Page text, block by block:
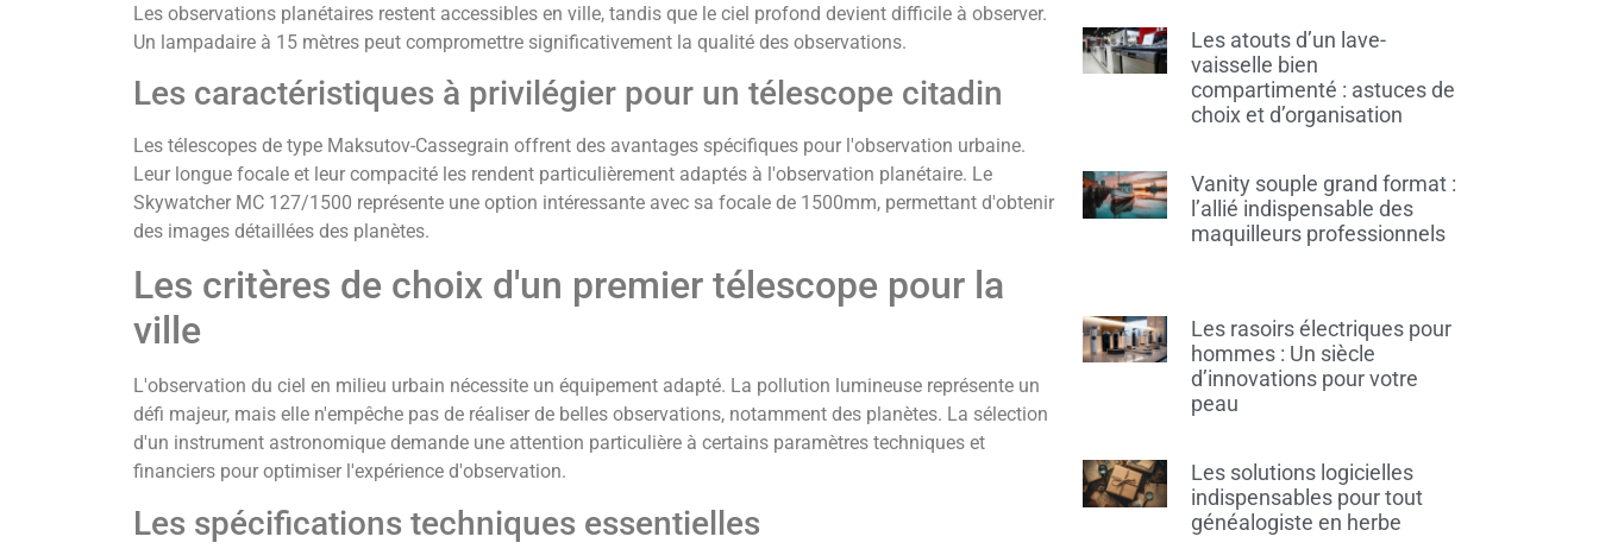
Les observations planétaires restent accessibles en ville, tandis que le ciel profond devient difficile à observer.
Un lampadaire à 15 mètres peut compromettre significativement la qualité des observations.
Les caractéristiques à privilégier pour un télescope citadin
Les télescopes de type Maksutov-Cassegrain offrent des avantages spécifiques pour l'observation urbaine.
Leur longue focale et leur compacité les rendent particulièrement adaptés à l'observation planétaire. Le
Skywatcher MC 127/1500 représente une option intéressante avec sa focale de 1500mm, permettant d'obtenir
des images détaillées des planètes.
Les critères de choix d'un premier télescope pour la
ville
L'observation du ciel en milieu urbain nécessite un équipement adapté. La pollution lumineuse représente un
défi majeur, mais elle n'empêche pas de réaliser de belles observations, notamment des planètes. La sélection
d'un instrument astronomique demande une attention particulière à certains paramètres techniques et
financiers pour optimiser l'expérience d'observation.
Les spécifications techniques essentielles
Les atouts d’un lave-
vaisselle bien
compartimenté : astuces de
choix et d’organisation
Vanity souple grand format :
l’allié indispensable des
maquilleurs professionnels
Les rasoirs électriques pour
hommes : Un siècle
d’innovations pour votre
peau
Les solutions logicielles
indispensables pour tout
généalogiste en herbe